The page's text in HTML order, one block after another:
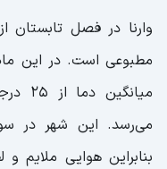
وارنا در فصل تابستان
مطبوعی است. در این
می‌رسد. این شهر در
بنابراین هوایی ملایم